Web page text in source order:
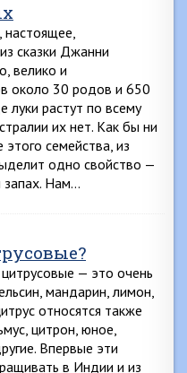
настоящее,
сказки Джанни
велико и
около 30 родов и 650
луки растут по всему
их нет. Как бы ни
семейства, из
одно свойство —
запах. Нам…
— это очень
мандарин, лимон,
относятся также
цитрон, юное,
Впервые эти
в Индии и из